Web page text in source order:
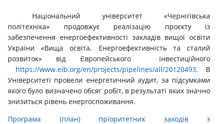
Національний університет «Чернігівська
політехніка» продовжує реалізацію проєкту із
забезпечення енергоефективності закладів вищої освіти
України«Вища освіта. Енергоефективність та сталий
розвиток» від Європейського інвестиційного
https://www.eib.org/en/projects/pipelines/all/20120493. В
Університеті провели енергетичний аудит, за підсумками
якого було визначено обсяг робіт, в результаті яких значно
знизиться рівень енергоспоживання.
Програма (план) пріоритетних заходів з